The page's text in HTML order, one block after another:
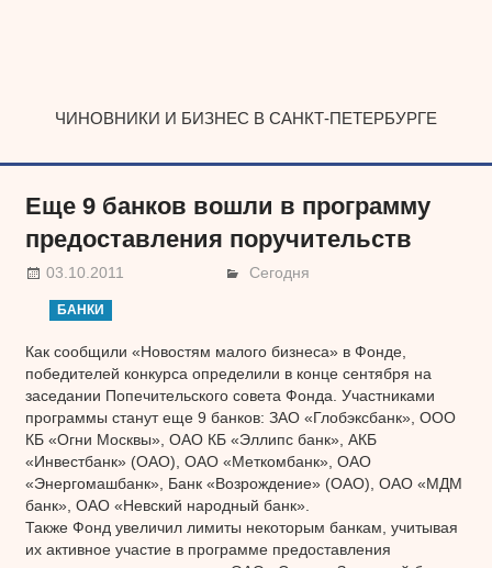
ЧИНОВНИКИ И БИЗНЕС В САНКТ-ПЕТЕРБУРГЕ
Еще 9 банков вошли в программу
предоставления поручительств
03.10.2011 Сегодня
БАНКИ
Как сообщили «Новостям малого бизнеса» в Фонде,
победителей конкурса определили в конце сентября на
заседании Попечительского совета Фонда. Участниками
программы станут еще 9 банков: ЗАО «Глобэксбанк», ООО
КБ «Огни Москвы», ОАО КБ «Эллипс банк», АКБ
«Инвестбанк» (ОАО), ОАО «Меткомбанк», ОАО
«Энергомашбанк», Банк «Возрождение» (ОАО), ОАО «МДМ
банк», ОАО «Невский народный банк».
Также Фонд увеличил лимиты некоторым банкам, учитывая
их активное участие в программе предоставления